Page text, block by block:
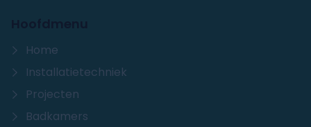
Home
Installatietechniek
Projecten
Badkamers